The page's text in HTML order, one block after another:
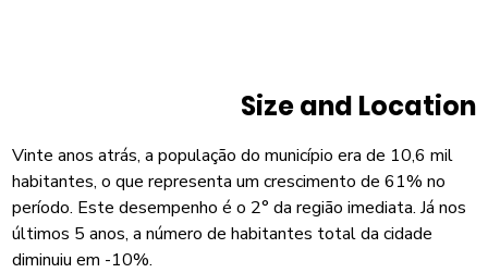
Size and Location
Vinte anos atrás, a população do município era de 10,6 mil
habitantes, o que representa um crescimento de 61% no
período. Este desempenho é o 2° da região imediata. Já nos
últimos 5 anos, a número de habitantes total da cidade
diminuiu em -10%.